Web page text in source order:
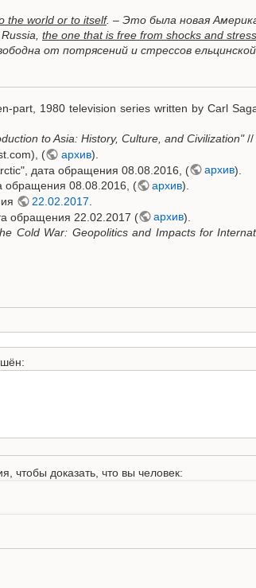
the world or to itself. – Это была новая
the one that is free from shocks and
от потрясений и стрессов ельцинской
part, 1980 television series written by Carl
to Asia: History, Culture, and Civilization"//
( архив).
дата обращения 08.08.2016, ( архив).
обращения 08.08.2016, ( архив).
22.02.2017
обращения 22.02.2017 ( архив).
Cold War: Geopolitics and Impacts for
чтобы доказать, что вы человек: